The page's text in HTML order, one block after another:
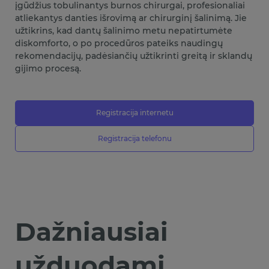
įgūdžius tobulinantys burnos chirurgai, profesionaliai
atliekantys danties išrovimą ar chirurginį šalinimą. Jie
užtikrins, kad dantų šalinimo metu nepatirtumėte
diskomforto, o po procedūros pateiks naudingų
rekomendacijų, padėsiančių užtikrinti greitą ir sklandų
gijimo procesą.
Registracija internetu
Registracija telefonu
Dažniausiai